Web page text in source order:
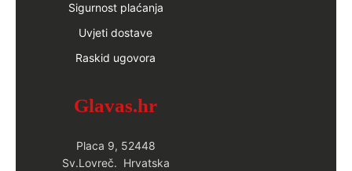
Sigurnost plaćanja
Uvjeti dostave
Raskid ugovora
Glavas.hr
Placa 9, 52448
Sv.Lovreč. Hrvatska